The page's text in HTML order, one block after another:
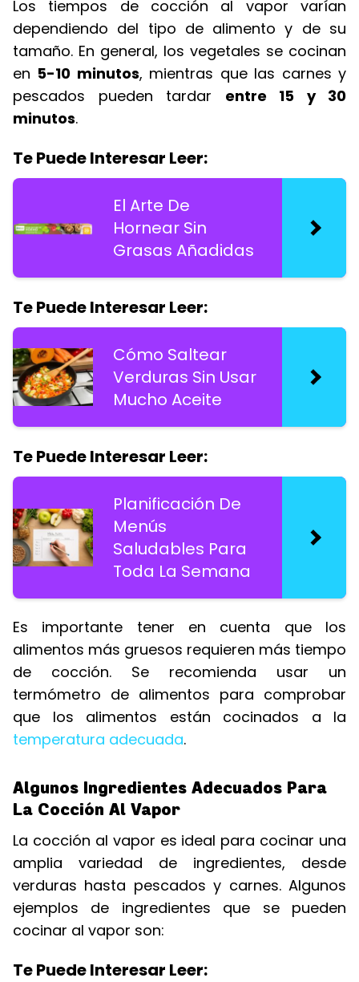
Los tiempos de cocción al vapor varían
dependiendo del tipo de alimento y de su
tamaño. En general, los vegetales se cocinan
en 5-10 minutos, mientras que las carnes y
pescados pueden tardar entre 15 y 30
minutos.
Te Puede Interesar Leer:
El Arte De
Hornear Sin
Grasas Añadidas
Te Puede Interesar Leer:
Cómo Saltear
Verduras Sin Usar
Mucho Aceite
Te Puede Interesar Leer:
Planificación De
Menús
Saludables Para
Toda La Semana
Es importante tener en cuenta que los
alimentos más gruesos requieren más tiempo
de cocción. Se recomienda usar un
termómetro de alimentos para comprobar
que los alimentos están cocinados a la
temperatura adecuada.
Algunos Ingredientes Adecuados Para
La Cocción Al Vapor
La cocción al vapor es ideal para cocinar una
amplia variedad de ingredientes, desde
verduras hasta pescados y carnes. Algunos
ejemplos de ingredientes que se pueden
cocinar al vapor son:
Te Puede Interesar Leer: